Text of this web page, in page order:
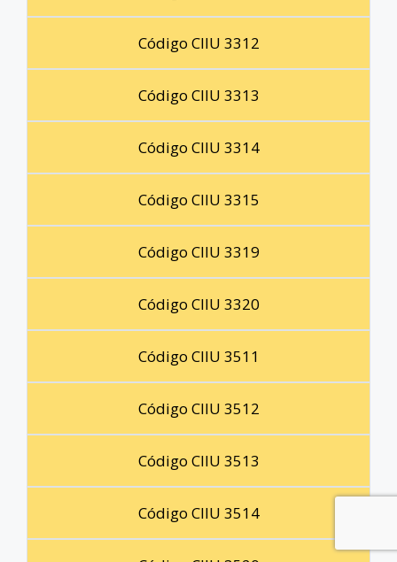
Código CIIU 3312
Código CIIU 3313
Código CIIU 3314
Código CIIU 3315
Código CIIU 3319
Código CIIU 3320
Código CIIU 3511
Código CIIU 3512
Código CIIU 3513
Código CIIU 3514